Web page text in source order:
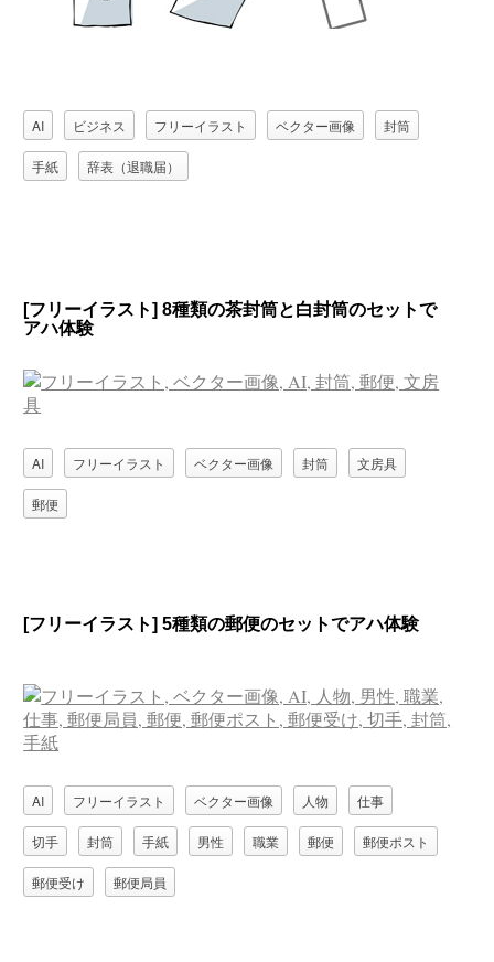
AI ビジネス フリーイラスト ベクター画像 封筒
手紙 辞表（退職届）
[フリーイラスト] 8種類の茶封筒と白封筒のセットで
アハ体験
AI フリーイラスト ベクター画像 封筒 文房具
郵便
[フリーイラスト] 5種類の郵便のセットでアハ体験
AI フリーイラスト ベクター画像 人物 仕事
切手 封筒 手紙 男性 職業 郵便 郵便ポスト
郵便受け 郵便局員